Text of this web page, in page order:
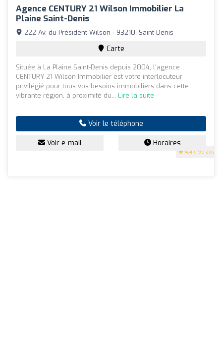
Agence CENTURY 21 Wilson Immobilier La
Plaine Saint-Denis
4.4 (199 avis)
222 Av. du Président Wilson - 93210, Saint-Denis
Carte
Située à La Plaine Saint-Denis depuis 2004, l'agence
CENTURY 21 Wilson Immobilier est votre interlocuteur
privilégié pour tous vos besoins immobiliers dans cette
vibrante région, à proximité du... Lire la suite
Voir le téléphone
Voir e-mail Horaires